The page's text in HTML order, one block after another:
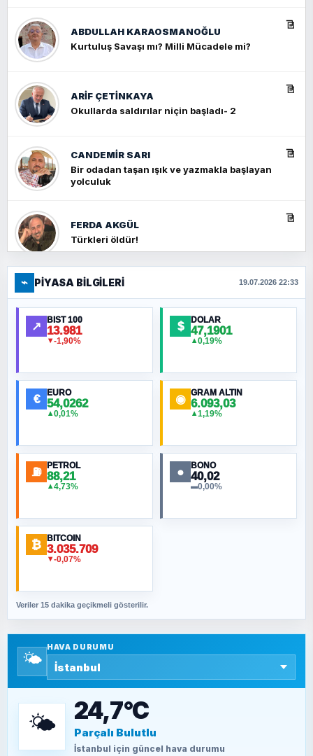
ABDULLAH KARAOSMANOĞLU
Kurtuluş Savaşı mı? Milli Mücadele mi?
ARIF ÇETİNKAYA
Okullarda saldırılar niçin başladı- 2
CANDEMIR SARI
Bir odadan taşan ışık ve yazmakla başlayan
yolculuk
FERDA AKGÜL
Türkleri öldür!
FERHAT BÜYÜKKALKAN
Ankara Zirvesi: NATO Toplantısı mı, Yeni
Ortadoğu Haritasının Provası mı?
MURAT ÖZKAN
NURETTIN BÖLÜK
ORHAN KILIÇOĞLU
Fahişeye beyinli bir müstevli alçağına
SAVAŞ ŞAHİN
SEYFULLAH ÇİÇEK
TEOMAN ALPASLAN
Kütahya-Eskişehir Muharebeleri (10-24
⌁ PIYASA BILGILERI 19.07.2026 22:33
↗ BIST 100
13.981
▼-1,90%
$ DOLAR
47,1901
▲0,19%
€ EURO
54,0262
▲0,01%
◉ GRAM ALTIN
6.093,03
▲1,19%
⛽ PETROL
88,21
▲4,73%
● BONO
40,02
▬0,00%
₿ BITCOIN
3.035.709
▼-0,07%
Veriler 15 dakika geçikmeli gösterilir.
🌤️
HAVA DURUMU
🌤️ 24,7°C
Parçalı Bulutlu
İstanbul için güncel hava durumu